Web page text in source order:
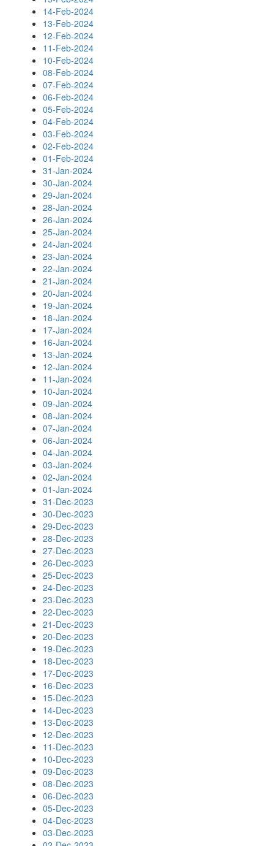
14-Feb-2024
13-Feb-2024
12-Feb-2024
11-Feb-2024
10-Feb-2024
08-Feb-2024
07-Feb-2024
06-Feb-2024
05-Feb-2024
04-Feb-2024
03-Feb-2024
02-Feb-2024
01-Feb-2024
31-Jan-2024
30-Jan-2024
29-Jan-2024
28-Jan-2024
26-Jan-2024
25-Jan-2024
24-Jan-2024
23-Jan-2024
22-Jan-2024
21-Jan-2024
20-Jan-2024
19-Jan-2024
18-Jan-2024
17-Jan-2024
16-Jan-2024
13-Jan-2024
12-Jan-2024
11-Jan-2024
10-Jan-2024
09-Jan-2024
08-Jan-2024
07-Jan-2024
06-Jan-2024
04-Jan-2024
03-Jan-2024
02-Jan-2024
01-Jan-2024
31-Dec-2023
30-Dec-2023
29-Dec-2023
28-Dec-2023
27-Dec-2023
26-Dec-2023
25-Dec-2023
24-Dec-2023
23-Dec-2023
22-Dec-2023
21-Dec-2023
20-Dec-2023
19-Dec-2023
18-Dec-2023
17-Dec-2023
16-Dec-2023
15-Dec-2023
14-Dec-2023
13-Dec-2023
12-Dec-2023
11-Dec-2023
10-Dec-2023
09-Dec-2023
08-Dec-2023
06-Dec-2023
05-Dec-2023
04-Dec-2023
03-Dec-2023